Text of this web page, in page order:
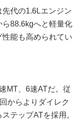
代の1.6Lエンジン
88.6kgへと軽量化
能も高められてい
MT、6速ATだ。従
からよりダイレク
テップATを採用。